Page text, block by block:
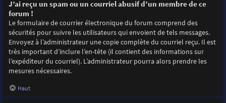
J’ai reçu un spam ou un courriel abusif d’un membre de ce
forum !
Le formulaire de courrier électronique du forum comprend des
sécurités pour suivre les utilisateurs qui envoient de tels messages.
Envoyez à l’administrateur une copie complète du courriel reçu. Il est
très important d’inclure l’en-tête (il contient des informations sur
l’expéditeur du courriel). L’administrateur pourra alors prendre les
mesures nécessaires.
Haut